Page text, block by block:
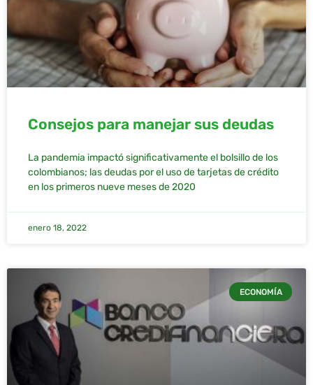
Consejos para manejar sus deudas
La pandemia impactó significativamente el bolsillo de los
colombianos; las deudas por el uso de tarjetas de crédito
en los primeros nueve meses de 2020
enero 18, 2022
ECONOMÍA